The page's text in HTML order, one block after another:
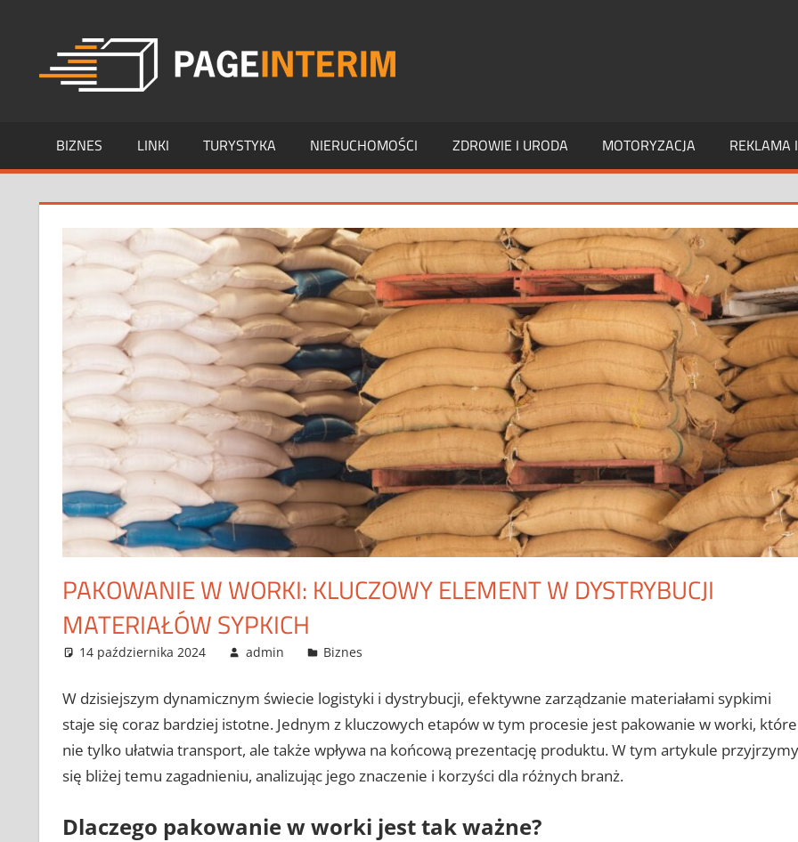
content
BIZNES LINKI TURYSTYKA NIERUCHOMOŚCI ZDROWIE I URODA MOTORYZACJA REKLAMA
PAKOWANIE W WORKI: KLUCZOWY ELEMENT W DYSTRYBUCJI
MATERIAŁÓW SYPKICH
14 października 2024 admin Biznes
W dzisiejszym dynamicznym świecie logistyki i dystrybucji, efektywne zarządzanie materiałami sypkimi
staje się coraz bardziej istotne. Jednym z kluczowych etapów w tym procesie jest pakowanie w worki, które
nie tylko ułatwia transport, ale także wpływa na końcową prezentację produktu. W tym artykule przyjrzymy
się bliżej temu zagadnieniu, analizując jego znaczenie i korzyści dla różnych branż.
Dlaczego pakowanie w worki jest tak ważne?